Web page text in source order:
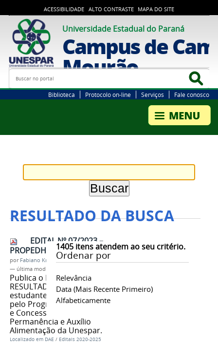
ACESSIBILIDADE ALTO CONTRASTE MAPA DO SITE
Universidade Estadual do Paraná
Campus de
Mourão
Busca
Biblioteca Protocolo on-line Serviços Fale conosco
RESULTADO DA BUSCA
1405itens atendem ao seu critério.
Ordenar por
Relevância
Data (mais Recente Primeiro)
Alfabeticamente
EDITAL Nº 07/2023 –
PROPEDH / DAE / DivAs
por Fabiano Krul
— última modificação
Publica o EDITAL PRELIMINAR DE
RESULTADO referente a
estudantes contemplados (as)
pelo Programa Especial de Oferta
e Concessão de Bolsas
Permanência e Auxílio
Alimentação da Unespar.
Localizado em DAE / Editais 2020-2025